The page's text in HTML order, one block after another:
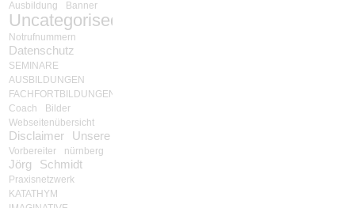
Ausbildung Banner
Uncategorised
Notrufnummern
Datenschutz
SEMINARE
AUSBILDUNGEN
FACHFORTBILDUNGEN
Coach
Bilder
Webseitenübersicht
Disclaimer Unsere
Vorbereiter nürnberg
Jörg Schmidt
Praxisnetzwerk
KATATHYM